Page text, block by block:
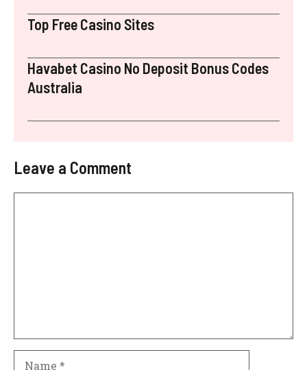
Top Free Casino Sites
Havabet Casino No Deposit Bonus Codes
Australia
Leave a Comment